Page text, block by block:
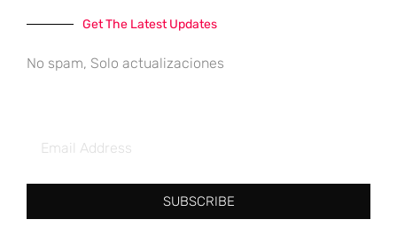
Get The Latest Updates
No spam, Solo actualizaciones
SUBSCRIBE